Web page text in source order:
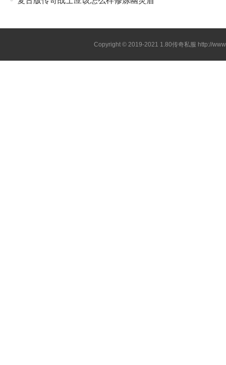
Copyright © 2019-2021 1.80传奇私服 http://